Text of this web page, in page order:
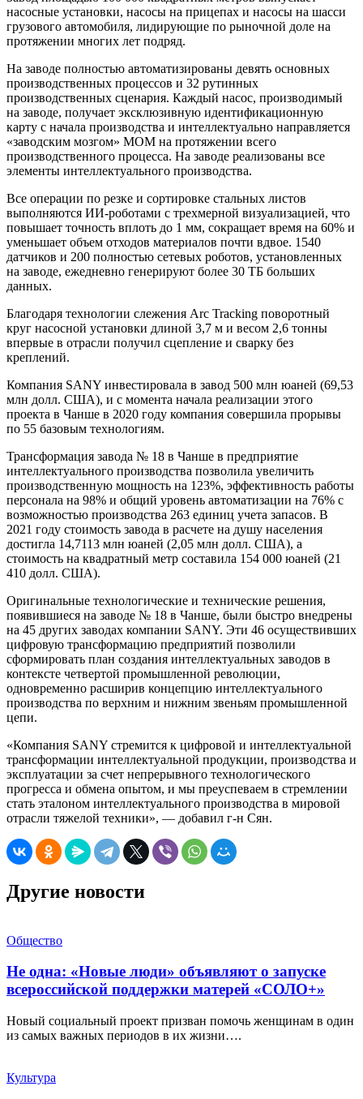
насосные установки, насосы на прицепах и насосы на шасси
грузового автомобиля, лидирующие по рыночной доле на
протяжении многих лет подряд.
На заводе полностью автоматизированы девять основных
производственных процессов и 32 рутинных
производственных сценария. Каждый насос, производимый
на заводе, получает эксклюзивную идентификационную
карту с начала производства и интеллектуально направляется
«заводским мозгом» MOM на протяжении всего
производственного процесса. На заводе реализованы все
элементы интеллектуального производства.
Все операции по резке и сортировке стальных листов
выполняются ИИ-роботами с трехмерной визуализацией, что
повышает точность вплоть до 1 мм, сокращает время на 60% и
уменьшает объем отходов материалов почти вдвое. 1540
датчиков и 200 полностью сетевых роботов, установленных
на заводе, ежедневно генерируют более 30 ТБ больших
данных.
Благодаря технологии слежения Arc Tracking поворотный
круг насосной установки длиной 3,7 м и весом 2,6 тонны
впервые в отрасли получил сцепление и сварку без
креплений.
Компания SANY инвестировала в завод 500 млн юаней (69,53
млн долл. США), и с момента начала реализации этого
проекта в Чанше в 2020 году компания совершила прорывы
по 55 базовым технологиям.
Трансформация завода № 18 в Чанше в предприятие
интеллектуального производства позволила увеличить
производственную мощность на 123%, эффективность работы
персонала на 98% и общий уровень автоматизации на 76% с
возможностью производства 263 единиц учета запасов. В
2021 году стоимость завода в расчете на душу населения
достигла 14,7113 млн юаней (2,05 млн долл. США), а
стоимость на квадратный метр составила 154 000 юаней (21
410 долл. США).
Оригинальные технологические и технические решения,
появившиеся на заводе № 18 в Чанше, были быстро внедрены
на 45 других заводах компании SANY. Эти 46 осуществивших
цифровую трансформацию предприятий позволили
сформировать план создания интеллектуальных заводов в
контексте четвертой промышленной революции,
одновременно расширив концепцию интеллектуального
производства по верхним и нижним звеньям промышленной
цепи.
«Компания SANY стремится к цифровой и интеллектуальной
трансформации интеллектуальной продукции, производства и
эксплуатации за счет непрерывного технологического
прогресса и обмена опытом, и мы преуспеваем в стремлении
стать эталоном интеллектуального производства в мировой
отрасли тяжелой техники», — добавил г-н Сян.
Другие новости
Общество
Не одна: «Новые люди» объявляют о запуске
всероссийской поддержки матерей «СОЛО+»
Новый социальный проект призван помочь женщинам в один
из самых важных периодов в их жизни….
Культура